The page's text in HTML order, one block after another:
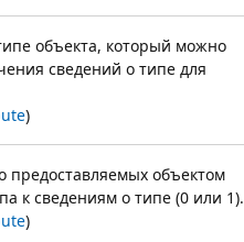
объекта, который можно
сведений о типе для
)
предоставляемых объектом
к сведениям о типе (0 или 1).
)